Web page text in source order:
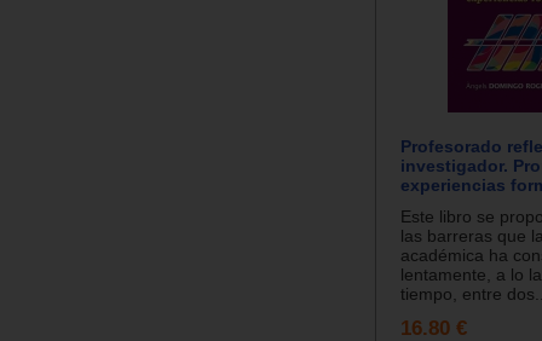
Profesorado
investigador.
experiencias
Este libro se
las barreras que
académica ha
lentamente, a lo
tiempo, entre
16.80 €